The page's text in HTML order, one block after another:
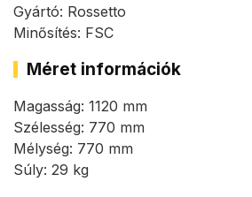
Gyártó: Rossetto
Minősítés: FSC
Méret információk
Magasság: 1120 mm
Szélesség: 770 mm
Mélység: 770 mm
Súly: 29 kg